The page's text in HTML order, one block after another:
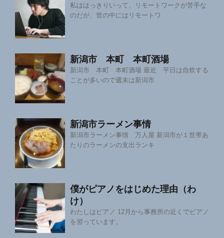
私ははっきりいって、リモートワークが苦手な
のだが、世の中にはリモートワ
新潟市 本町 本町酒場
新潟市 本町 本町酒場 最近 平日は自炊する
ことが多いので週末は新潟市
新潟市ラーメン事情
新潟市ラーメン事情 万人屋 新潟市が１世帯あ
たりのラーメンの支出ランキ
僕がピアノをはじめた理由（わ
け）
わたしはピアノ 12月から事務所の近くでピアノ
を習っています。